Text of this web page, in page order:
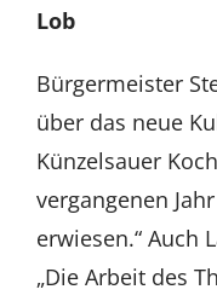
Lob
Bürgermeister
über das neue
Künzelsauer
vergangenen
erwiesen.“ Auch
„Die Arbeit des